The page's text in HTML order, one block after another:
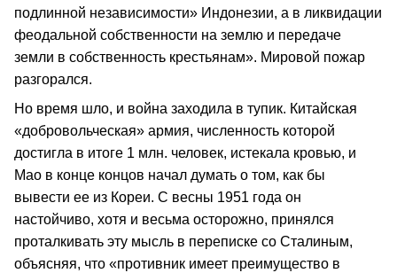
подлинной независимости» Индонезии, а в ликвидации
феодальной собственности на землю и передаче
земли в собственность крестьянам». Мировой пожар
разгорался.
Но время шло, и война заходила в тупик. Китайская
«добровольческая» армия, численность которой
достигла в итоге 1 млн. человек, истекала кровью, и
Мао в конце концов начал думать о том, как бы
вывести ее из Кореи. С весны 1951 года он
настойчиво, хотя и весьма осторожно, принялся
проталкивать эту мысль в переписке со Сталиным,
объясняя, что «противник имеет преимущество в